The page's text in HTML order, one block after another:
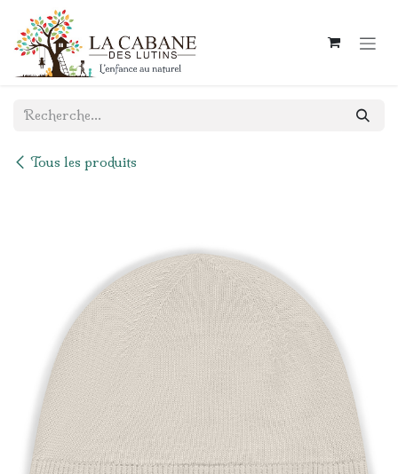
Se rendre au contenu
Tous les produits